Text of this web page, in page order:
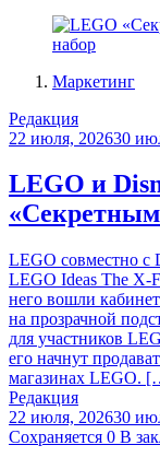
Маркетинг
Редакция
22 июля, 202630
LEGO и
LEGO совместно с
LEGO Ideas The X-
него вошли
на прозрачной
для участников
его начнут
магазинах LEGO.
Редакция
22 июля, 202630
Сохраняется 0 В